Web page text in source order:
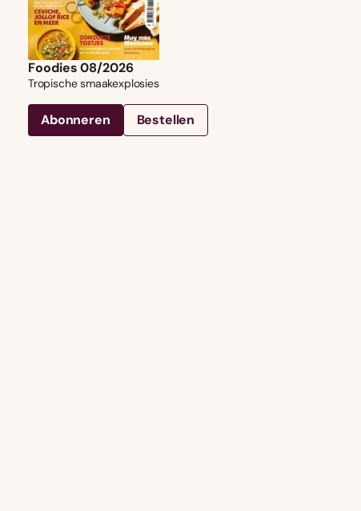
Foodies 08/2026
Tropische smaakexplosies
Abonneren Bestellen